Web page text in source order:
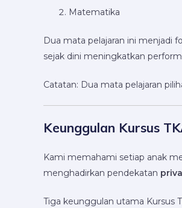
Matematika
Dua mata pelajaran ini menjadi
sejak dini meningkatkan
Catatan: Dua mata pelajaran
Keunggulan Kursus
Kami memahami setiap anak
menghadirkan pendekatan
Tiga keunggulan utama Kursus